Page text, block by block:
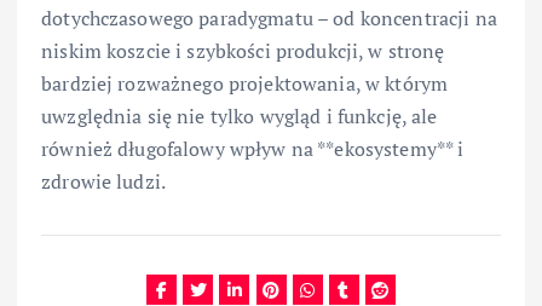
dotychczasowego paradygmatu – od koncentracji na
niskim koszcie i szybkości produkcji, w stronę
bardziej rozważnego projektowania, w którym
uwzględnia się nie tylko wygląd i funkcję, ale
również długofalowy wpływ na **ekosystemy** i
zdrowie ludzi.